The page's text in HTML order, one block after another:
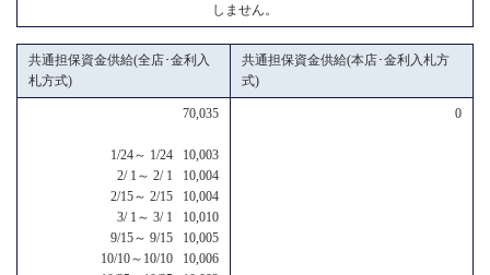
しません。
共通担保資金供給(全店･金利入
札方式)
共通担保資金供給(本店･金利入札方
式)
70,035
1/24～ 1/24 10,003
2/ 1～ 2/ 1 10,004
2/15～ 2/15 10,004
3/ 1～ 3/ 1 10,010
9/15～ 9/15 10,005
10/10～10/10 10,006
0